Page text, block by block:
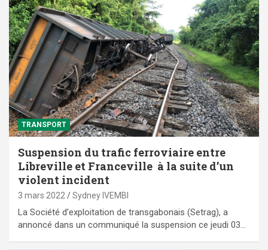
TRANSPORT
Suspension du trafic ferroviaire entre
Libreville et Franceville à la suite d’un
violent incident
3 mars 2022 Sydney IVEMBI
La Société d’exploitation de transgabonais (Setrag), a
annoncé dans un communiqué la suspension ce jeudi 03…